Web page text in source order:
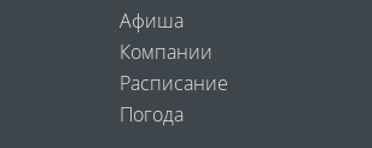
Афиша
Компании
Расписание
Погода